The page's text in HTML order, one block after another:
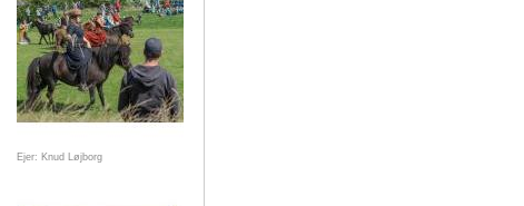
Ejer: Knud Løjborg